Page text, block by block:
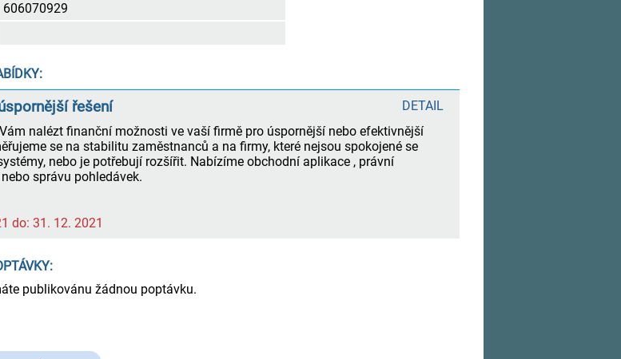
606070929
DETAIL
řešení
nalézt finanční možnosti ve vaší firmě pro úspornější nebo efektivnější
se na stabilitu zaměstnanců a na firmy, které nejsou spokojené se
nebo je potřebují rozšířit. Nabízíme obchodní aplikace , právní
správu pohledávek.
do: 31. 12. 2021
publikovánu žádnou poptávku.